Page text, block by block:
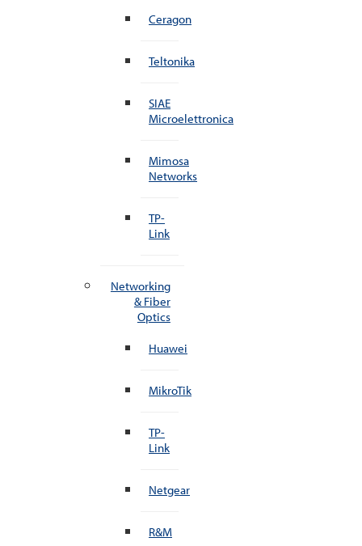
Ceragon
Teltonika
SIAE
Microelettronica
Mimosa
Networks
TP-
Link
Networking
& Fiber
Optics
Huawei
MikroTik
TP-
Link
Netgear
R&M